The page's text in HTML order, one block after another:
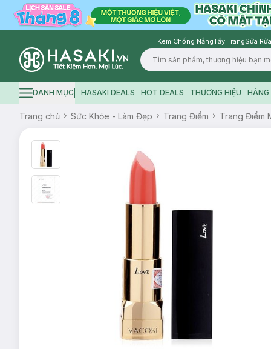
Kem Chống NắngTẩy TrangSữa
Logo
Hamburger icon
DANH MỤC HASAKI DEALS HOT DEALS THƯƠNG HIỆU HÀNG
Trang chủ Sức Khỏe - Làm Đẹp Trang Điểm Trang Điểm